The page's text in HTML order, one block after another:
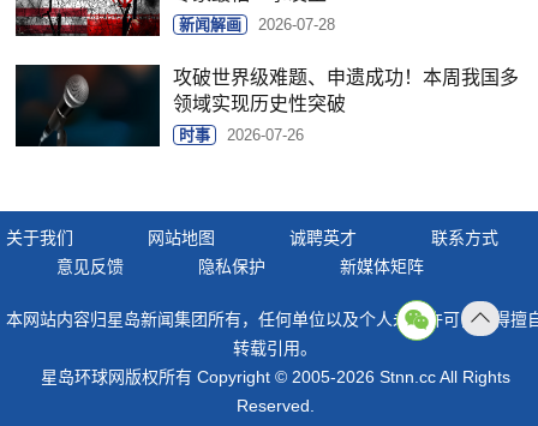
新闻解画 2026-07-28
攻破世界级难题、申遗成功！本周我国多
领域实现历史性突破
时事 2026-07-26
关于我们 网站地图 诚聘英才
联系方式
意见反馈
隐私保护 新媒体矩阵
本网站内容归星岛新闻集团所有，任何单位以及个人未经许可，不得擅
转载引用。
星岛环球网版权所有 Copyright © 2005-2026 Stnn.cc All Rights
Reserved.
顶部